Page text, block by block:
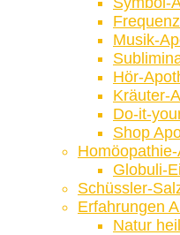
Musik-
Hör-
Kräuter-
Do-it-
Shop
Globuli-
Schüssler-
Erfahrungen
Natur